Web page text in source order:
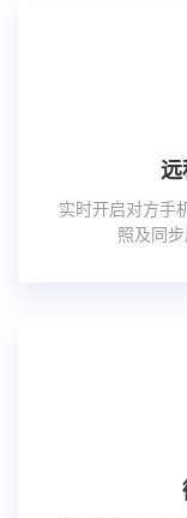
远
实时开启对方手
照及同